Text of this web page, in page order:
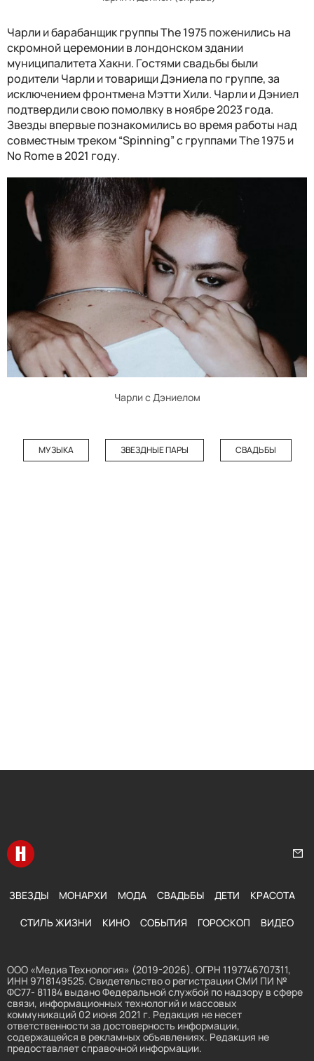
Чарли и барабанщик группы The 1975 поженились на
скромной церемонии в лондонском здании
муниципалитета Хакни. Гостями свадьбы были
родители Чарли и товарищи Дэниела по группе, за
исключением фронтмена Мэтти Хили. Чарли и Дэниел
подтвердили свою помолвку в ноябре 2023 года.
Звезды впервые познакомились во время работы над
совместным треком “Spinning” с группами The 1975 и
No Rome в 2021 году.
Чарли с Дэниелом
МУЗЫКА ЗВЕЗДНЫЕ ПАРЫ СВАДЬБЫ
Перейти на главную
ЗВЕЗДЫ МОНАРХИ МОДА СВАДЬБЫ ДЕТИ КРАСОТА
СТИЛЬ ЖИЗНИ КИНО СОБЫТИЯ ГОРОСКОП ВИДЕО
ООО «Медиа Технология» (2019-2026). ОГРН 1197746707311,
ИНН 9718149525. Свидетельство о регистрации СМИ ПИ №
ФС77- 81184 выдано Федеральной службой по надзору в сфере
связи, информационных технологий и массовых
коммуникаций 02 июня 2021 г. Редакция не несет
ответственности за достоверность информации,
содержащейся в рекламных объявлениях. Редакция не
предоставляет справочной информации.